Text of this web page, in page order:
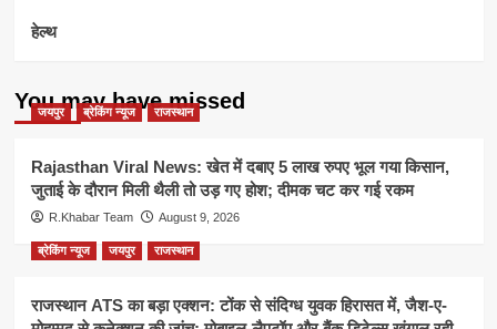
हेल्थ
You may have missed
जयपुर ब्रेकिंग न्यूज राजस्थान
Rajasthan Viral News: खेत में दबाए 5 लाख रुपए भूल गया किसान,
जुताई के दौरान मिली थैली तो उड़ गए होश; दीमक चट कर गई रकम
R.Khabar Team August 9, 2026
ब्रेकिंग न्यूज जयपुर राजस्थान
राजस्थान ATS का बड़ा एक्शन: टोंक से संदिग्ध युवक हिरासत में, जैश-ए-